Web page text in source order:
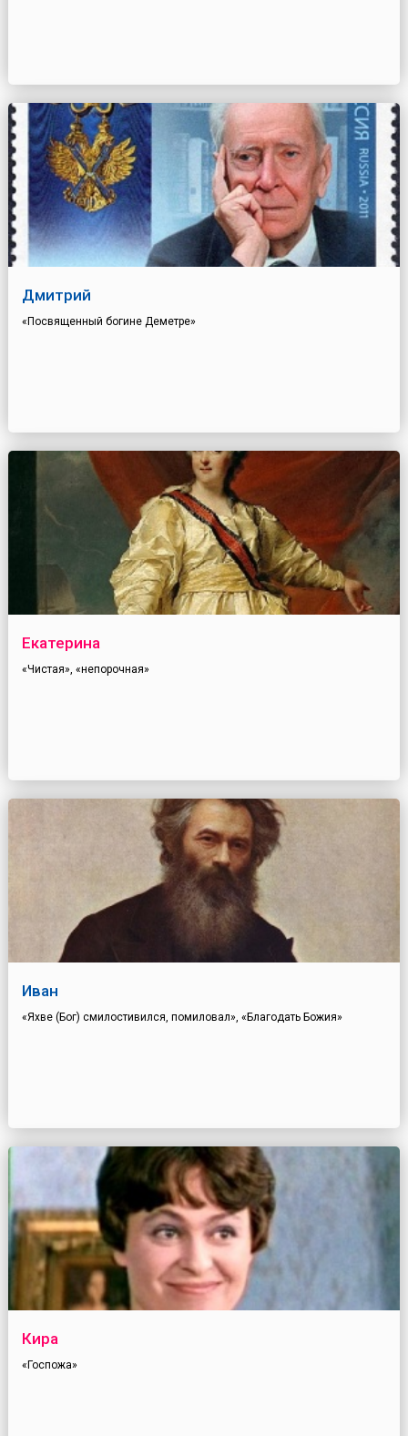
Дмитрий
«Посвященный богине Деметре»
Екатерина
«Чистая», «непорочная»
Иван
«Яхве (Бог) смилостивился, помиловал», «Благодать Божия»
Кира
«Госпожа»